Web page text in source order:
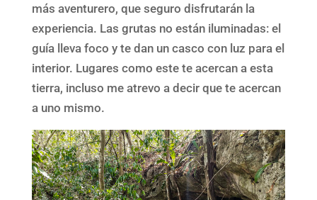
más aventurero, que seguro disfrutarán la
experiencia. Las grutas no están iluminadas: el
guía lleva foco y te dan un casco con luz para el
interior. Lugares como este te acercan a esta
tierra, incluso me atrevo a decir que te acercan
a uno mismo.